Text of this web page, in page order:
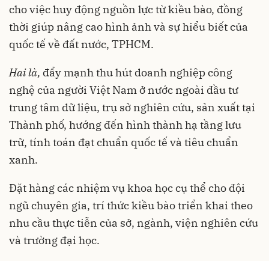
cho việc huy động nguồn lực từ kiều bào, đồng
thời giúp nâng cao hình ảnh và sự hiểu biết của
quốc tế về đất nước, TPHCM.
Hai là, đẩy mạnh thu hút doanh nghiệp công
nghệ của người Việt Nam ở nước ngoài đầu tư
trung tâm dữ liệu, trụ sở nghiên cứu, sản xuất tại
Thành phố, hướng đến hình thành hạ tầng lưu
trữ, tính toán đạt chuẩn quốc tế và tiêu chuẩn
xanh.
Đặt hàng các nhiệm vụ khoa học cụ thể cho đội
ngũ chuyên gia, trí thức kiều bào triển khai theo
nhu cầu thực tiễn của sở, ngành, viện nghiên cứu
và trường đại học.